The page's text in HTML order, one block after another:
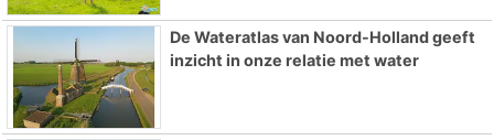
De Wateratlas van Noord-Holland geeft
inzicht in onze relatie met water